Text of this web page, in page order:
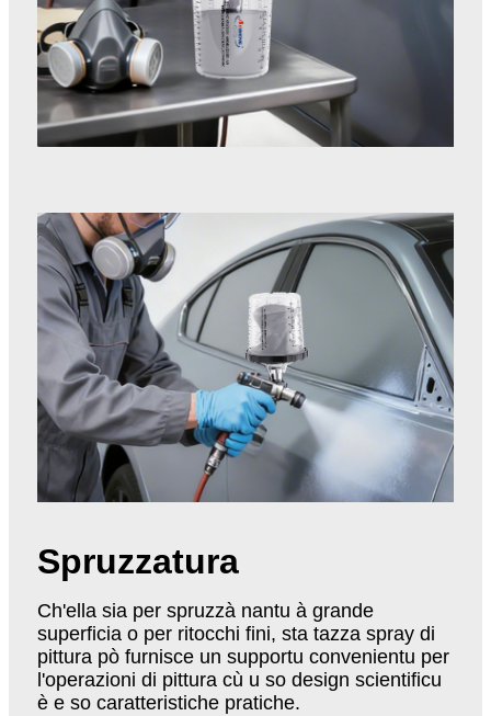
Spruzzatura
Ch'ella sia per spruzzà nantu à grande
superficia o per ritocchi fini, sta tazza spray di
pittura pò furnisce un supportu convenientu per
l'operazioni di pittura cù u so design scientificu
è e so caratteristiche pratiche.